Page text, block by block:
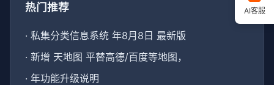
热门推荐
· 私集分类信息系统 年8月8日 最新版
· 新增 天地图 平替高德/百度等地图，
· 年功能升级说明
AI客服